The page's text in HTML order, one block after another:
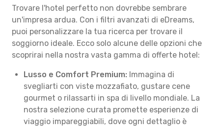
Trovare l'hotel perfetto non dovrebbe sembrare
un'impresa ardua. Con i filtri avanzati di eDreams,
puoi personalizzare la tua ricerca per trovare il
soggiorno ideale. Ecco solo alcune delle opzioni che
scoprirai nella nostra vasta gamma di offerte hotel:
Lusso e Comfort Premium: Immagina di
svegliarti con viste mozzafiato, gustare cene
gourmet o rilassarti in spa di livello mondiale. La
nostra selezione curata promette esperienze di
viaggio impareggiabili, dove ogni dettaglio è